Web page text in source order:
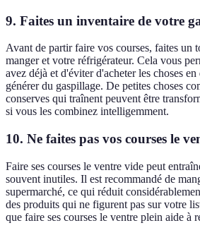
9. Faites un inventaire de votre
Avant de partir faire vos courses, faites un
manger et votre réfrigérateur. Cela vous
avez déjà et d'éviter d'acheter les choses
générer du gaspillage. De petites choses
conserves qui traînent peuvent être
si vous les combinez intelligemment.
10. Ne faites pas vos courses le
Faire ses courses le ventre vide peut
souvent inutiles. Il est recommandé de
supermarché, ce qui réduit
des produits qui ne figurent pas sur votre
que faire ses courses le ventre plein aide à